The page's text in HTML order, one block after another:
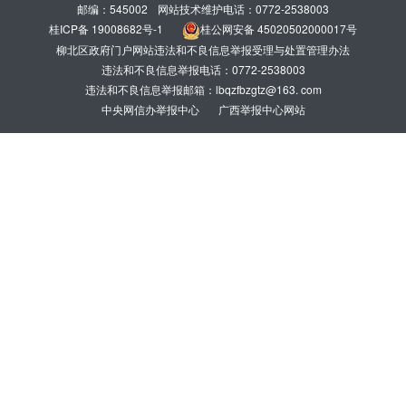
邮编：545002
网站技术维护电话：0772-2538003
桂ICP备 19008682号-1
桂公网安备 45020502000017号
柳北区政府门户网站违法和不良信息举报受理与处置管理办法
违法和不良信息举报电话：0772-2538003
违法和不良信息举报邮箱：lbqzfbzgtz@163. com
中央网信办举报中心
广西举报中心网站